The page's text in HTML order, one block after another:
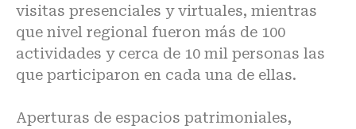
visitas presenciales y virtuales, mientras
que nivel regional fueron más de 100
actividades y cerca de 10 mil personas las
que participaron en cada una de ellas.
Aperturas de espacios patrimoniales,